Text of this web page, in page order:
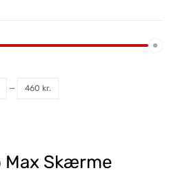
Max Skærme
— 460 kr.